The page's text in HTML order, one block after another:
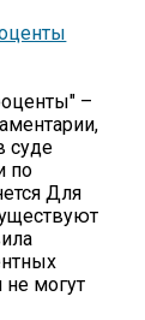
–
суде
по
Для
не могут